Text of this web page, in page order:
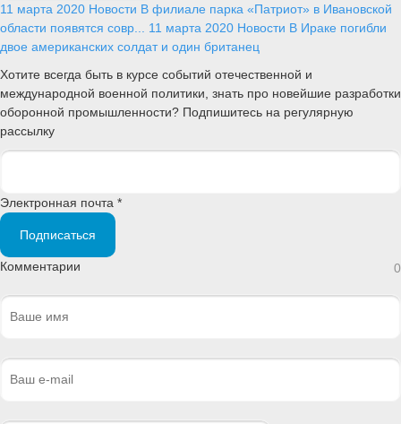
11 марта 2020 Новости В филиале парка «Патриот» в Ивановской
области появятся совр... 11 марта 2020 Новости В Ираке погибли
двое американских солдат и один британец
Хотите всегда быть в курсе событий отечественной и
международной военной политики, знать про новейшие разработки
оборонной промышленности? Подпишитесь на регулярную
рассылку
Электронная почта *
Подписаться
Комментарии 0